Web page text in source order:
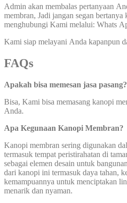
Admin akan membalas pertanyaan
membran, Jadi jangan segan bertanya
menghubungi Kami melalui: Whats
Kami siap melayani Anda kapanpun
FAQs
Apakah bisa memesan jasa pasang?
Bisa, Kami bisa memasang kanopi
Anda.
Apa Kegunaan Kanopi Membran?
Kanopi membran sering digunakan
termasuk tempat peristirahatan di
sebagai elemen desain untuk
dari kanopi ini termasuk daya tahan,
kemampuannya untuk menciptakan
menarik dan nyaman.